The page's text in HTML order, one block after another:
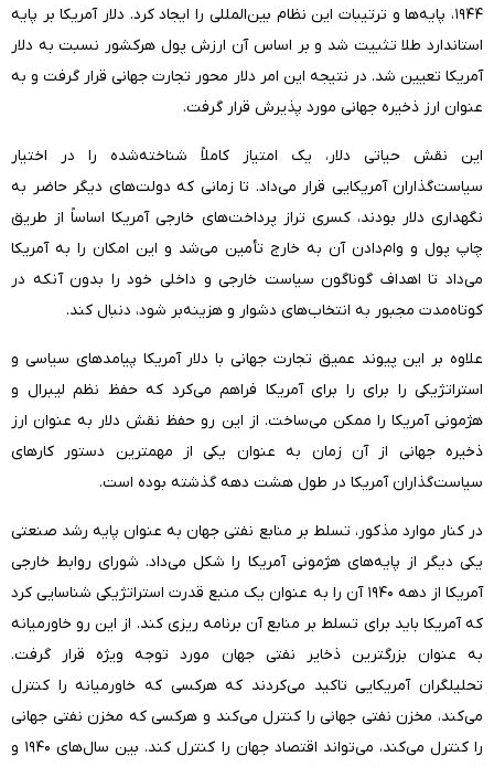
۱۹۴۴، پایه‌ها و ترتیبات این نظام بین‌المللی را ایجاد کرد. دلار آمریکا بر پایه
استاندارد طلا تثبیت شد و بر اساس آن ارزش پول هرکشور نسبت به دلار
آمریکا تعیین شد. در نتیجه این امر دلار محور تجارت جهانی قرار گرفت و به
عنوان ارز ذخیره جهانی مورد پذیرش قرار گرفت.
این نقش حیاتی دلار، یک امتیاز کاملاً شناخته‌شده را در اختیار
سیاست‌گذاران آمریکایی قرار می‌داد. تا زمانی که دولت‌های دیگر حاضر به
نگهداری دلار بودند، کسری تراز پرداخت‌های خارجی آمریکا اساساً از طریق
چاپ پول و وام‌دادن آن به خارج تأمین می‌شد و این امکان را به آمریکا
می‌داد تا اهداف گوناگون سیاست خارجی و داخلی خود را بدون آنکه در
کوتاه‌مدت مجبور به انتخاب‌های دشوار و هزینه‌بر شود، دنبال کند.
علاوه بر این پیوند عمیق تجارت جهانی با دلار آمریکا پیامدهای سیاسی و
استراتژیکی را برای را برای آمریکا فراهم می‌کرد که حفظ نظم لیبرال و
هژمونی آمریکا را ممکن می‌ساخت. از این رو حفظ نقش دلار به عنوان ارز
ذخیره جهانی از آن زمان به عنوان یکی از مهمترین دستور کارهای
سیاست‌گذاران آمریکا در طول هشت دهه گذشته بوده است.
در کنار موارد مذکور، تسلط بر منابع نفتی جهان به عنوان پایه رشد صنعتی
یکی دیگر از پایه‌های هژمونی آمریکا را شکل می‌داد. شورای روابط خارجی
آمریکا از دهه ۱۹۴۰ آن را به عنوان یک منبع قدرت استراتژیکی شناسایی کرد
که آمریکا باید برای تسلط بر منابع آن برنامه ریزی کند. از این رو خاورمیانه
به عنوان بزرگترین ذخایر نفتی جهان مورد توجه ویژه قرار گرفت.
تحلیلگران آمریکایی تاکید می‌کردند که هرکسی که خاورمیانه را کنترل
می‌کند، مخزن نفتی جهانی را کنترل می‌کند و هرکسی که مخزن نفتی جهانی
را کنترل می‌کند، می‌تواند اقتصاد جهان را کنترل کند. بین سال‌های ۱۹۴۰ و